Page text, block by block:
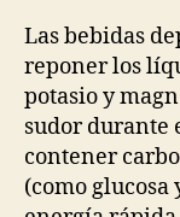
Las bebidas
reponer los
potasio y
sudor durante
contener
(como